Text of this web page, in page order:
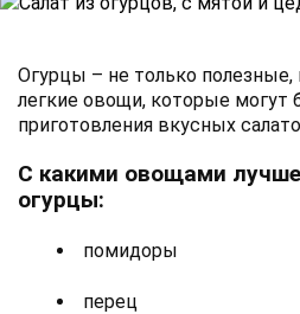
Огурцы – не только полезные,
легкие овощи, которые могут
приготовления вкусных
С какими овощами
огурцы:
помидоры
перец